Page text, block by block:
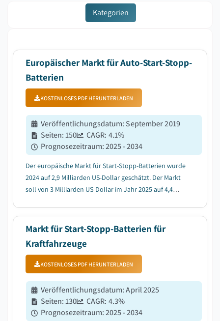
Kategorien
Europäischer Markt für Auto-Start-Stopp-
Batterien
KOSTENLOSES PDF HERUNTERLADEN
Veröffentlichungsdatum: September 2019
Seiten:150 CAGR: 4.1%
Prognosezeitraum:2025 - 2034
Der europäische Markt für Start-Stopp-Batterien wurde
2024 auf 2,9 Milliarden US-Dollar geschätzt. Der Markt
soll von 3 Milliarden US-Dollar im Jahr 2025 auf 4,4
von 4,1 %....
Markt für Start-Stopp-Batterien für
Kraftfahrzeuge
KOSTENLOSES PDF HERUNTERLADEN
Veröffentlichungsdatum:April 2025
Seiten:130 CAGR: 4.3%
Prognosezeitraum:2025 - 2034